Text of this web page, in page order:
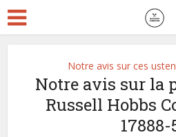
Notre avis sur ces
Notre avis sur la
Russell Hobbs
17888-